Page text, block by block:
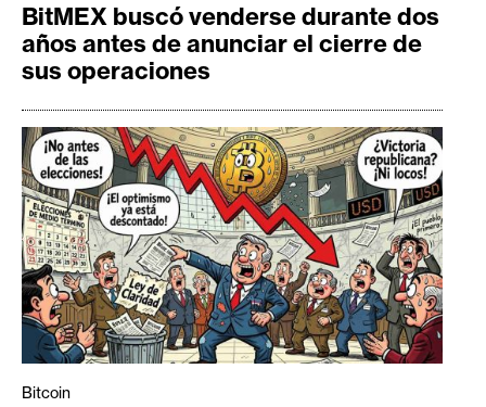
BitMEX buscó venderse durante dos
años antes de anunciar el cierre de
sus operaciones
Bitcoin